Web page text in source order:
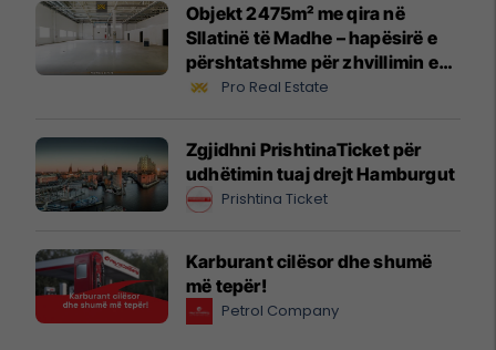
Objekt 2475m² me qira në
Sllatinë të Madhe – hapësirë e
përshtatshme për zhvillimin e
biznesit #16068
Pro Real Estate
Zgjidhni PrishtinaTicket për
udhëtimin tuaj drejt Hamburgut
Prishtina Ticket
Karburant cilësor dhe shumë
më tepër!
Petrol Company